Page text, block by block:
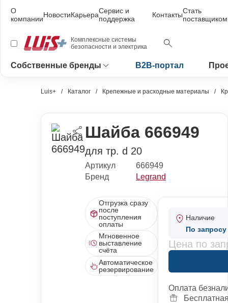
О
компанииНовостиКарьераСервис и
поддержка
КонтактыСтать
поставщиком
Комплексные системы
безопасности и электрика
Собственные бренды B2B-портал
Luis+ Каталог Крепежные и расходные материалы
Шайба 666949
для тр. d 20
Артикул
666949
Бренд
Legrand
Отгрузка сразу
после
поступления
оплаты
Мгновенное
выставление
счёта
Автоматическое
резервирование
Наличие
По запросу
Цена по
Оплата